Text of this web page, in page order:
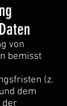
von
bemisst
(z.
dem
der